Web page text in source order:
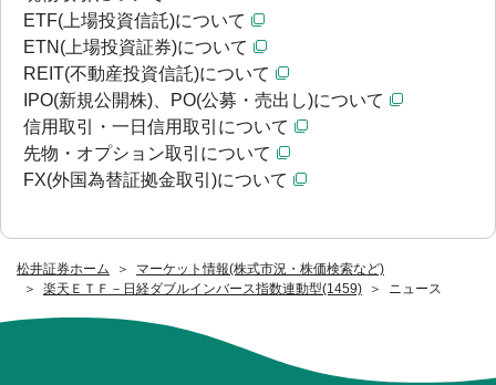
松井証券ホーム
マーケット情報(株式市況・株価検索など)
楽天ＥＴＦ－日経ダブルインバース指数連動型(1459)
ニュース
ETF(上場投資信託)について
ETN(上場投資証券)について
REIT(不動産投資信託)について
IPO(新規公開株)、PO(公募・売出し)について
信用取引・一日信用取引について
先物・オプション取引について
FX(外国為替証拠金取引)について